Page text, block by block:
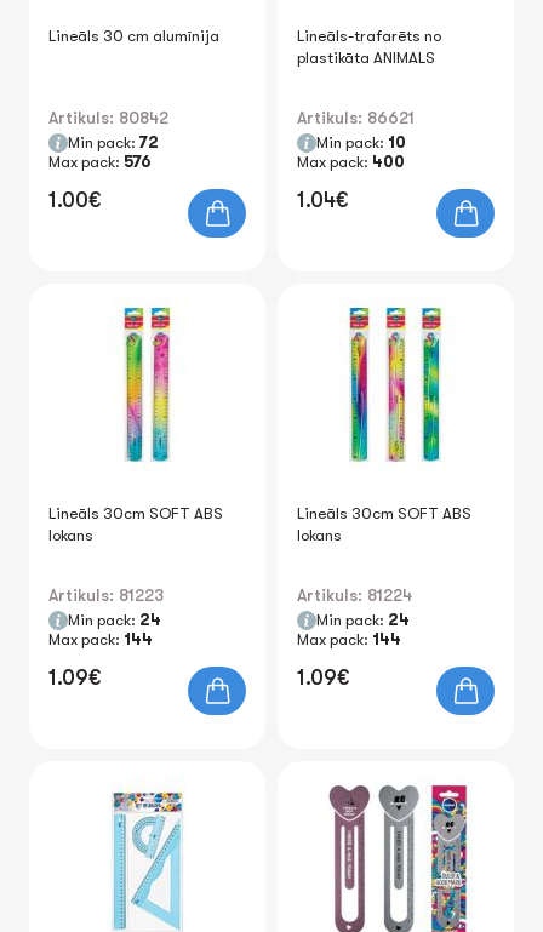
Lineāls 30 cm alumīnija
Artikuls: 80842
Min pack: 72
Max pack: 576
1.00€
Lineāls-trafarēts no
plastikāta ANIMALS
Artikuls: 86621
Min pack: 10
Max pack: 400
1.04€
Lineāls 30cm SOFT ABS
lokans
Artikuls: 81223
Min pack: 24
Max pack: 144
1.09€
Lineāls 30cm SOFT ABS
lokans
Artikuls: 81224
Min pack: 24
Max pack: 144
1.09€